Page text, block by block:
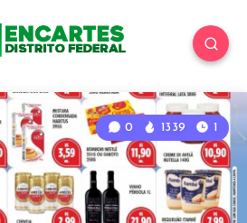
0 1339 1